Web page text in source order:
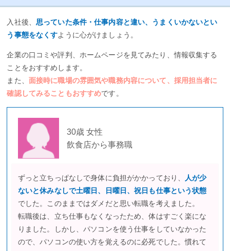
入社後、思っていた条件・仕事内容と違い、うまくいかないとい
う事態をなくすように心がけましょう。
企業の口コミや評判、ホームページを見てみたり、情報収集する
ことをおすすめします。
また、 面接時に職場の雰囲気や職務内容について、採用担当者に
確認してみることもおすすめです。
30歳 女性
飲食店から事務職
ずっと立ちっぱなしで身体に負担がかかっており、 人が少
ないと休みなしで土曜日、日曜日、祝日も仕事という状態
でした。このままではダメだと思い転職を考えました。
転職後は、立ち仕事もなくなったため、体はすごく楽にな
りました。しかし、パソコンを使う仕事をしていなかった
ので、パソコンの使い方を覚えるのに必死でした。慣れて